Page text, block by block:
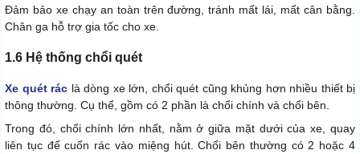
Đảm bảo xe chạy an toàn trên đường, tránh mất lái, mất cân bằng.
Chân ga hỗ trợ gia tốc cho xe.
1.6 Hệ thống chổi quét
Xe quét rác là dòng xe lớn, chổi quét cũng khủng hơn nhiều thiết bị
thông thường. Cụ thể, gồm có 2 phần là chổi chính và chổi bên.
Trong đó, chổi chính lớn nhất, nằm ở giữa mặt dưới của xe, quay
liên tục để cuốn rác vào miệng hút. Chổi bên thường có 2 hoặc 4